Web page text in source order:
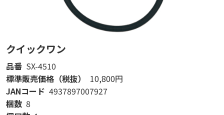
クイックワン
品番 SX-4510
標準販売価格（税抜）
10,800円
JANコード 4937897007927
梱数 8